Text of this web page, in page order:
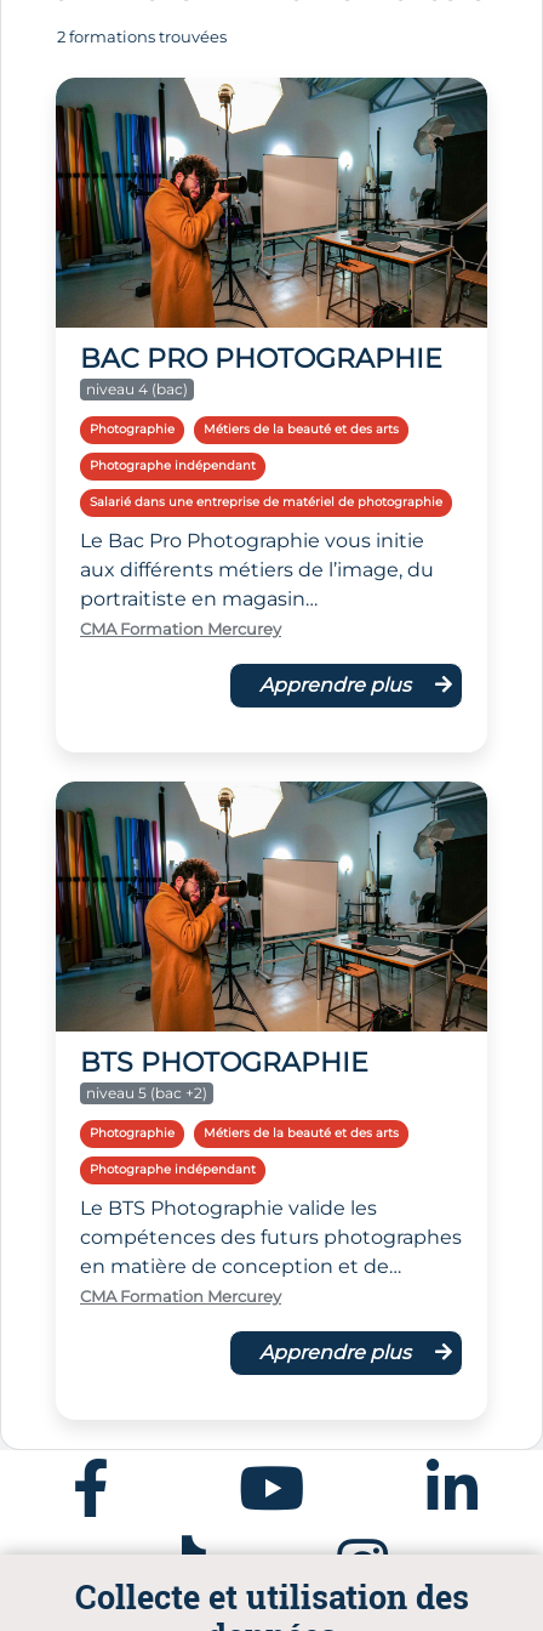
2 formations trouvées
BAC PRO PHOTOGRAPHIE
niveau 4 (bac)
Photographie Métiers de la beauté et des arts
Photographe indépendant
Salarié dans une entreprise de matériel de photographie
Le Bac Pro Photographie vous initie
aux différents métiers de l’image, du
portraitiste en magasin…
CMA Formation Mercurey
Apprendre plus
BTS PHOTOGRAPHIE
niveau 5 (bac +2)
Photographie Métiers de la beauté et des arts
Photographe indépendant
Le BTS Photographie valide les
compétences des futurs photographes
en matière de conception et de…
CMA Formation Mercurey
Apprendre plus
Facebook Youtube Linkedin
Tiktok Instagram
Collecte et utilisation des